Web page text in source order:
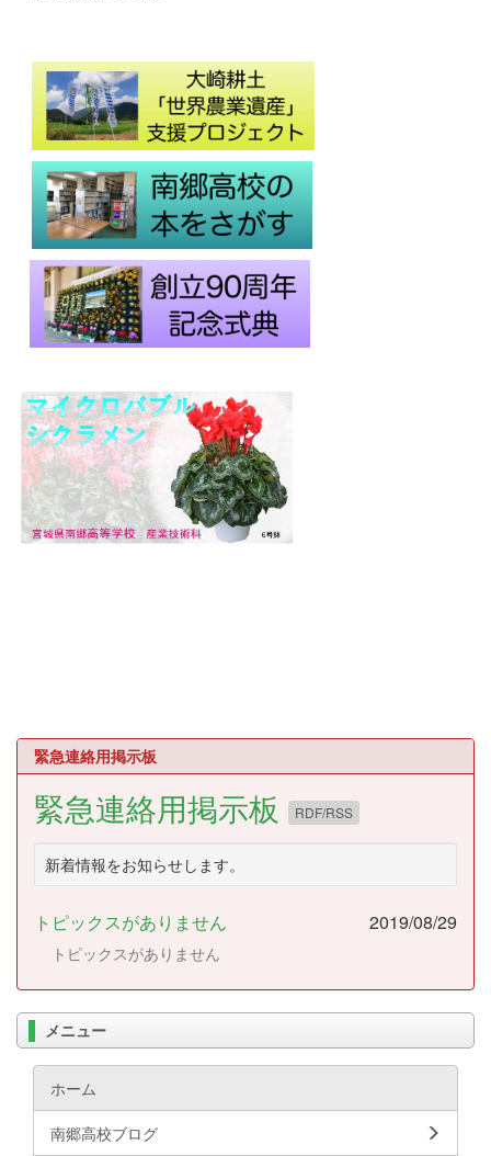
緊急連絡用掲示板
緊急連絡用掲示板 RDF/RSS
新着情報をお知らせします。
トピックスがありません 2019/08/29
トピックスがありません
メニュー
ホーム
南郷高校ブログ